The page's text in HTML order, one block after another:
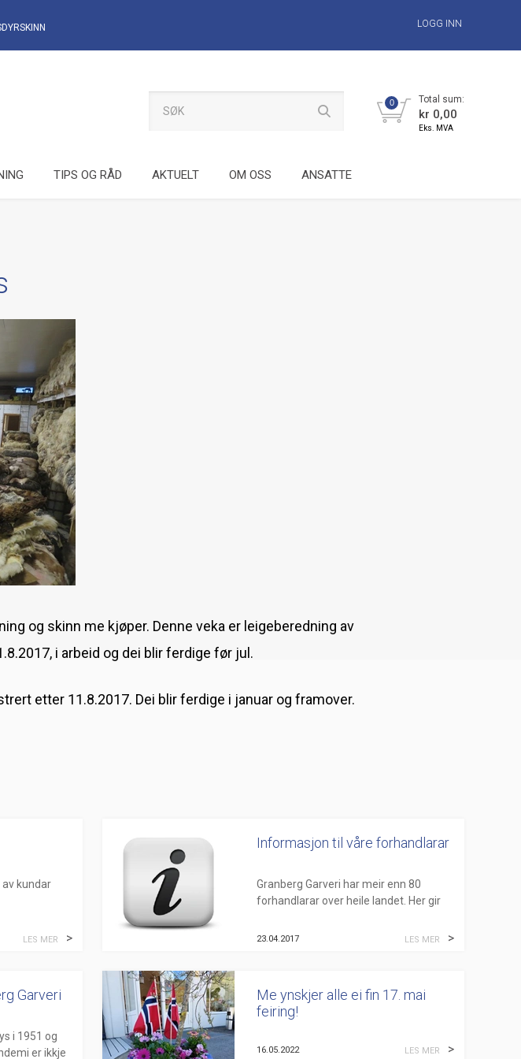
LOGG INN
0 Total sum:
kr 0,00
Eks. MVA
TIPS OG RÅD AKTUELT OM OSS ANSATTE
og skinn me kjøper. Denne veka er leigeberedning av
i arbeid og dei blir ferdige før jul.
etter 11.8.2017. Dei blir ferdige i januar og framover.
kundar
nytte
LES MER
Informasjon til våre forhandlarar
Granberg Garveri har meir enn 80
forhandlarar over heile landet. Her gir
Nettbutikken:
23.04.2017 LES MER
Garveri
i 1951 og
er ikkje
Me ynskjer alle ei fin 17. mai
feiring!
16.05.2022 LES MER